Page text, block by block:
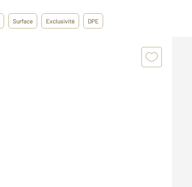
Surface Exclusivité DPE